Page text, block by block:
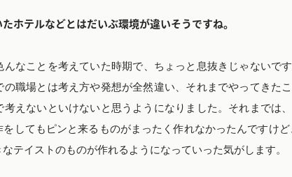
ホテルなどとはだいぶ環境が違いそうですね。
んなことを考えていた時期で、ちょっと息抜きじゃないで
の職場とは考え方や発想が全然違い、それまでやってきた
考えないといけないと思うようになりました。それまでは
してもピンと来るものがまったく作れなかったんですけ
テイストのものが作れるようになっていった気がします。